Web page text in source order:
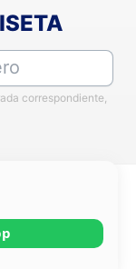
correspondiente,